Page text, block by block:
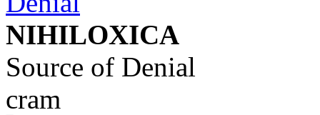
NIHILOXICA
Source of Denial
cram